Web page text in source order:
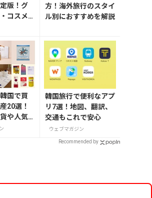
版！グ
コスメ
選
方！海外旅行のスタイ
ル別におすすめを解説
国で買
20選！
や人気
韓国旅行で便利なアプ
リ7選！地図、翻訳、
交通もこれで安心
ウェブマガジン
Recommended by